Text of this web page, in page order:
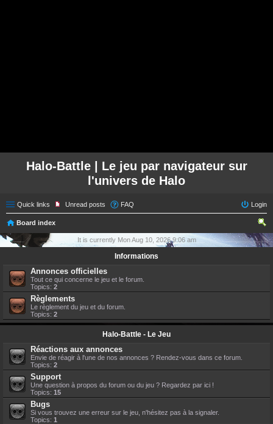
Halo-Battle | Le jeu par navigateur sur
l'univers de Halo
Quick links Unread posts FAQ Login
Board index
ear
It is currently Mon Aug 10, 2026 9:06 am
Informations
Annonces officielles
Tout ce qui concerne le jeu et le forum.
Topics: 2
Règlements
Le règlement du jeu et du forum.
Topics: 2
Halo-Battle - Le Jeu
Réactions aux annonces
Envie de réagir à l'une de nos annonces ? Rendez-vous dans ce forum.
Topics: 2
Support
Une question à propos du forum ou du jeu ? Regardez par ici !
Topics: 15
Bugs
Si vous trouvez une erreur sur le jeu, n'hésitez pas à la signaler.
Topics: 1